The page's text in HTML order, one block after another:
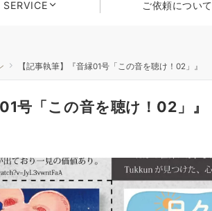
SERVICE ご依頼について
【記事執筆】『音縁01号「この音を聴け！02」』
号「この音を聴け！02」』